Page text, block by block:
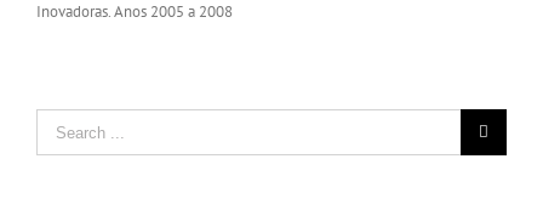
Inovadoras. Anos 2005 a 2008